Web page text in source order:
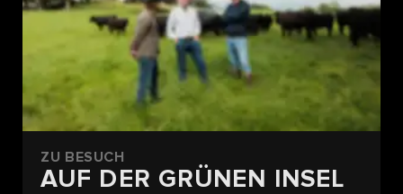
ZU BESUCH
AUF DER GRÜNEN INSEL